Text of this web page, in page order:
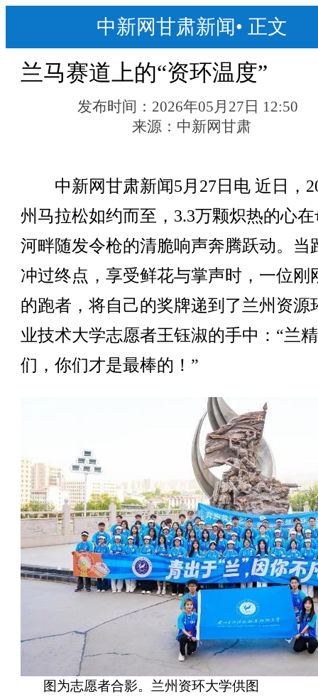
中新网甘肃新闻• 正文
兰马赛道上的“资环温度”
发布时间： 2026年05月27日 12:50
来源： 中新网甘肃
中新网甘肃新闻5月27日电 近日，
州马拉松如约而至，3.3万颗炽热的心
河畔随发令枪的清脆响声奔腾跃动。当
冲过终点，享受鲜花与掌声时，一位刚
的跑者，将自己的奖牌递到了兰州资源
业技术大学志愿者王钰淑的手中：“兰
们，你们才是最棒的！”
图为志愿者合影。兰州资环大学供图